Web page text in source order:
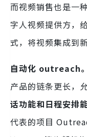
而视频销售也是一
字人视频提供方，
式，将视频集成到
自动化 outreach。
产品的链条更长，
话功能和日程安排
代表的项目